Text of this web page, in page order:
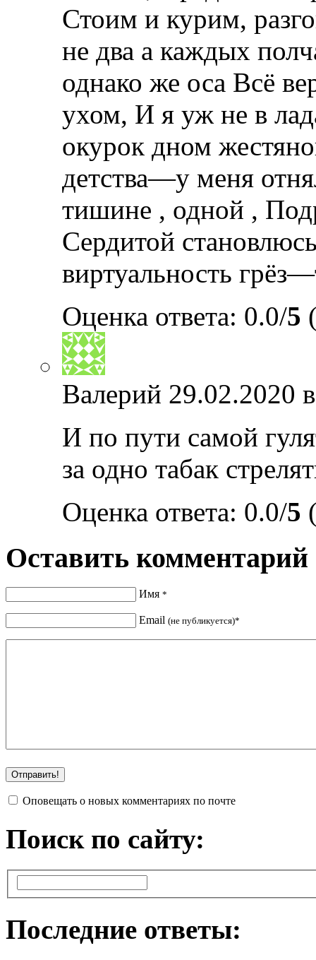
Стоим и курим,
не два а каждых
однако же оса Всё
ухом, И я уж не в
окурок дном
детства—у меня
тишине , одной ,
Сердитой
виртуальность
Оценка ответа: 0.0/5
Валерий 29.02.2020
И по пути самой
за одно табак
Оценка ответа: 0.0/5
Оставить комментарий
Имя *
Email (не публикуется)*
Оповещать о новых комментариях по почте
Поиск по сайту:
Последние ответы: